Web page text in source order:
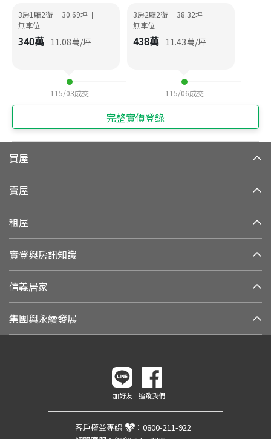
3房1廳2衛 | 30.69坪 |
無車位
340萬 11.08萬/坪
115/03成交
3房2廳2衛 | 38.32坪 |
無車位
438萬 11.43萬/坪
115/06成交
完整實價登錄
買屋
賣屋
租屋
實登與房訊知識
信義居家
集團與永續發展
加好友 追蹤我們
客戶權益專線 ： 0800-211-922